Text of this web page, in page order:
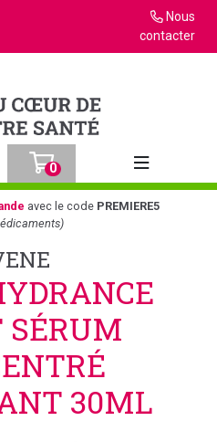
Nous
contacter
0
Afficher la
avec le code PREMIERE5
SÉRUM
30ML